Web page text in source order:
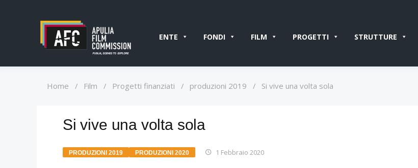
ENTE FONDI FILM PROGETTI STRUTTURE
Home / Film / Progetti finanziati / produzioni 2019 / Si vive una volta sola
Si vive una volta sola
PRODUZIONI 2019 PRODUZIONI 2020 1 Febbraio 2020